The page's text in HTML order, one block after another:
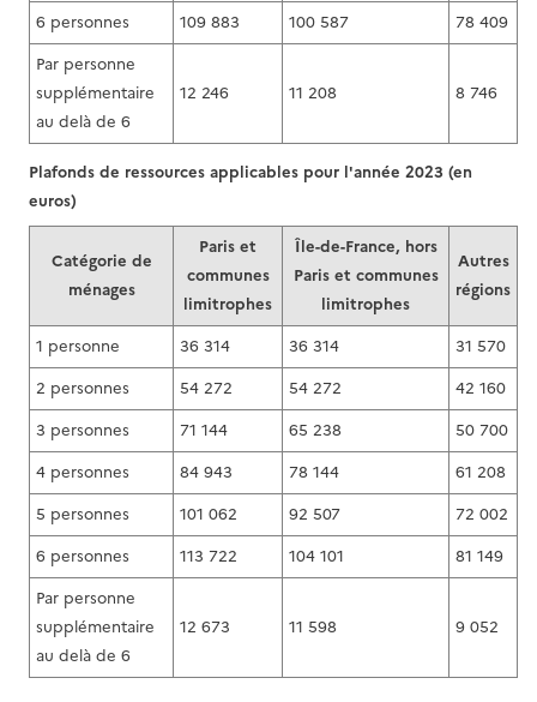
6 personnes
109 883 100 587
78 409
Par personne
supplémentaire
au delà de 6
12 246 11 208 8 746
Plafonds de ressources applicables pour l'année 2023 (en
euros)
Catégorie de
ménages
Paris et
communes
limitrophes
Île-de-France, hors
Paris et communes
limitrophes
Autres
régions
1 personne 36 314 36 314
31 570
2 personnes
54 272 54 272
42 160
3 personnes
71 144 65 238
50 700
4 personnes
84 943 78 144
61 208
5 personnes
101 062 92 507
72 002
6 personnes
113 722 104 101
81 149
Par personne
supplémentaire
au delà de 6
12 673 11 598 9 052